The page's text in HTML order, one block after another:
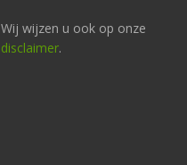
Wij wijzen u ook op onze
disclaimer.